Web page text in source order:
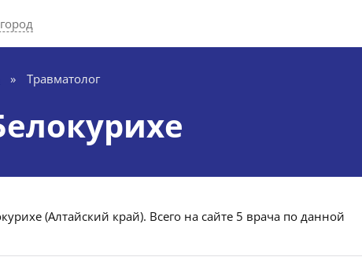
» Травматолог
(Алтайский край). Всего на сайте 5 врача по данной